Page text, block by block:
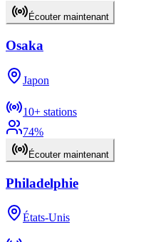
Écouter maintenant
Osaka
Japon
10+ stations
74%
Écouter maintenant
Philadelphie
États-Unis